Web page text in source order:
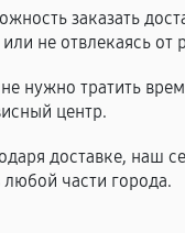
заказать
не отвлекаясь от
нужно тратить
центр.
доставке, наш
любой части города.